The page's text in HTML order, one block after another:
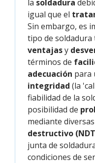
la soldadura
igual que el
Sin embargo, es
tipo de
ventajasy
términos de
adecuación para
integridad (la
fiabilidad de la
posibilidad de
mediante
destructivo
junta de
condiciones de